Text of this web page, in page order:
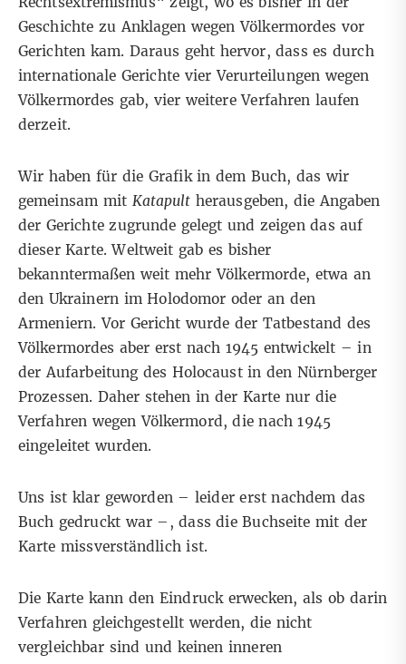
Geschichte zu Anklagen wegen Völkermordes vor
Gerichten kam. Daraus geht hervor, dass es durch
internationale Gerichte vier Verurteilungen wegen
Völkermordes gab, vier weitere Verfahren laufen
derzeit.
Wir haben für die Grafik in dem Buch, das wir
gemeinsam mit Katapult herausgeben, die Angaben
der Gerichte zugrunde gelegt und zeigen das auf
dieser Karte. Weltweit gab es bisher
bekanntermaßen weit mehr Völkermorde, etwa an
den Ukrainern im Holodomor oder an den
Armeniern. Vor Gericht wurde der Tatbestand des
Völkermordes aber erst nach 1945 entwickelt – in
der Aufarbeitung des Holocaust in den Nürnberger
Prozessen. Daher stehen in der Karte nur die
Verfahren wegen Völkermord, die nach 1945
eingeleitet wurden.
Uns ist klar geworden – leider erst nachdem das
Buch gedruckt war –, dass die Buchseite mit der
Karte missverständlich ist.
Die Karte kann den Eindruck erwecken, als ob darin
Verfahren gleichgestellt werden, die nicht
vergleichbar sind und keinen inneren